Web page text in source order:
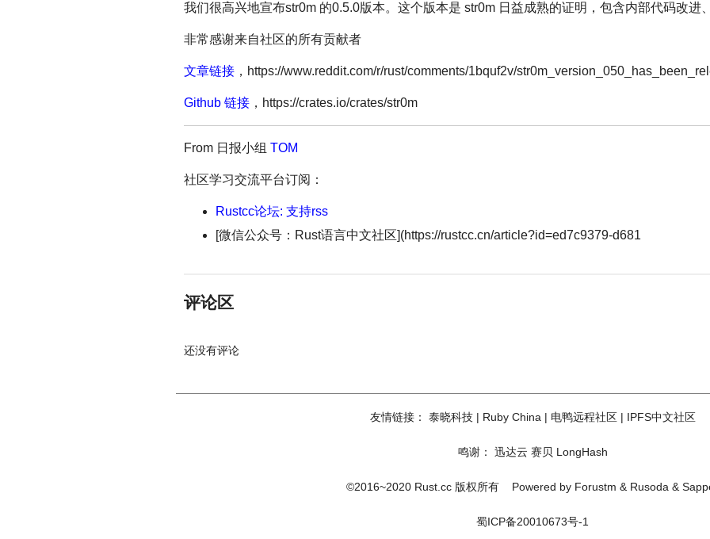
我们很高兴地宣布str0m 的0.5.0版本。这个版本是 str0m 日益成熟的证明，包含内部代码改进
非常感谢来自社区的所有贡献者
文章链接 ，https://www.reddit.com/r/rust/comments/1bquf2v/
Github 链接 ，https://crates.io/crates/str0m
From 日报小组 TOM
社区学习交流平台订阅：
Rustcc论坛: 支持rss
[微信公众号：Rust语言中文社区](https://rustcc.cn/article?id=ed7c9379-d681
评论区
还没有评论
友情链接： 泰晓科技| Ruby China | 电鸭远程社区| IPFS中文社区
鸣谢： 迅达云 赛贝 LongHash
©2016~2020 Rust.cc 版权所有 Powered by Forustm & Rusoda &
蜀ICP备20010673号-1